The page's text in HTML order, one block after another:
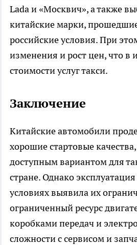
Lada и «Москвич», а также
китайские марки,
российские условия. При
изменения и рост цен, что в
стоимости услуг такси.
Заключение
Китайские автомобили
хорошие стартовые
доступным вариантом для
стране. Однако
условиях выявила их
ограниченный ресурс
коробками передач и
сложности с сервисом и